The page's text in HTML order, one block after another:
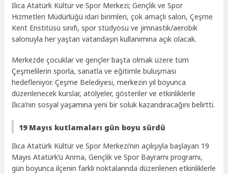
Ilıca Atatürk Kültür ve Spor Merkezi; Gençlik ve Spor
Hizmetleri Müdürlüğü idari birimleri, çok amaçlı salon, Çeşme
Kent Enstitüsü sınıfı, spor stüdyosu ve jimnastik/aerobik
salonuyla her yaştan vatandaşın kullanımına açık olacak.
Merkezde çocuklar ve gençler başta olmak üzere tüm
Çeşmelilerin sporla, sanatla ve eğitimle buluşması
hedefleniyor. Çeşme Belediyesi, merkezin yıl boyunca
düzenlenecek kurslar, atölyeler, gösteriler ve etkinliklerle
Ilıca’nın sosyal yaşamına yeni bir soluk kazandıracağını belirtti.
19 Mayıs kutlamaları gün boyu sürdü
Ilıca Atatürk Kültür ve Spor Merkezi’nin açılışıyla başlayan 19
Mayıs Atatürk’ü Anma, Gençlik ve Spor Bayramı programı,
gün boyunca ilçenin farklı noktalarında düzenlenen etkinliklerle